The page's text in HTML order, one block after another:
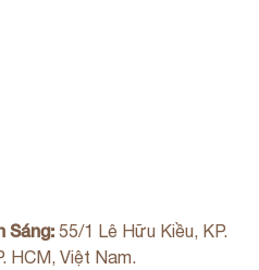
Sáng: 55/1 Lê Hữu Kiều, KP.
HCM, Việt Nam.